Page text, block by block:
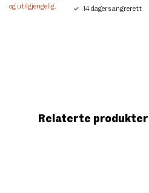
og utilgjengelig.
14 dagers angrerett
Relaterte produkter